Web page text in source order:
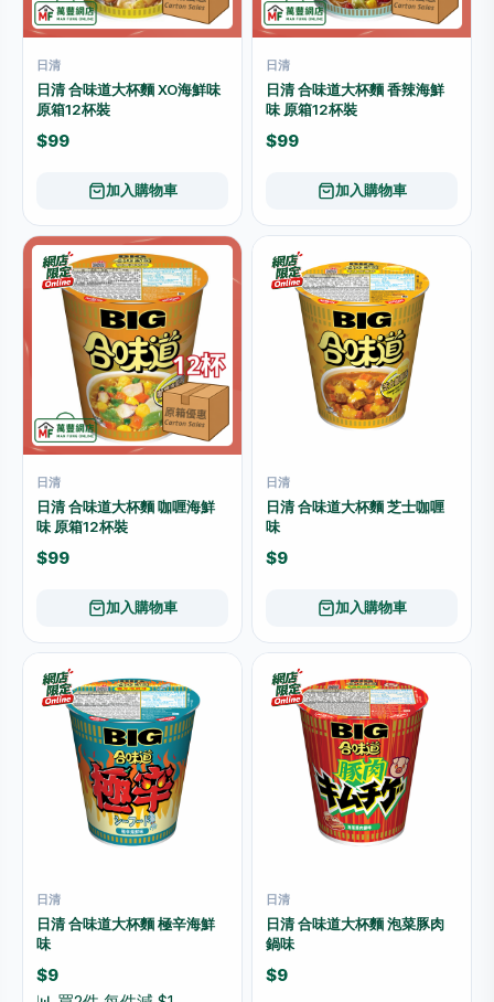
日清
日清 合味道大杯麵 XO海鮮味
原箱12杯裝
$99
加入購物車
日清
日清 合味道大杯麵 香辣海鮮
味 原箱12杯裝
$99
加入購物車
日清
日清 合味道大杯麵 咖喱海鮮
味 原箱12杯裝
$99
加入購物車
日清
日清 合味道大杯麵 芝士咖喱
味
$9
加入購物車
日清
日清 合味道大杯麵 極辛海鮮
味
$9
日清
日清 合味道大杯麵 泡菜豚肉
鍋味
$9